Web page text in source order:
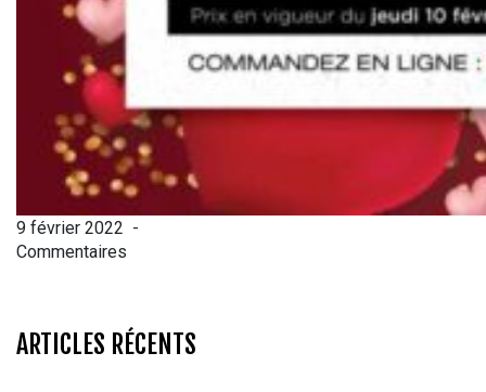
9 février 2022 -
Commentaires
ARTICLES RÉCENTS